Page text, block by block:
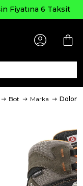
Fiyatına 6 Taksit
Bot Marka